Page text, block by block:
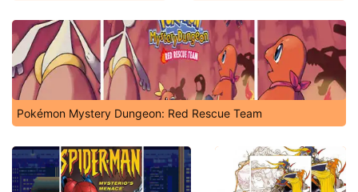
Pokémon Mystery Dungeon: Red Rescue Team